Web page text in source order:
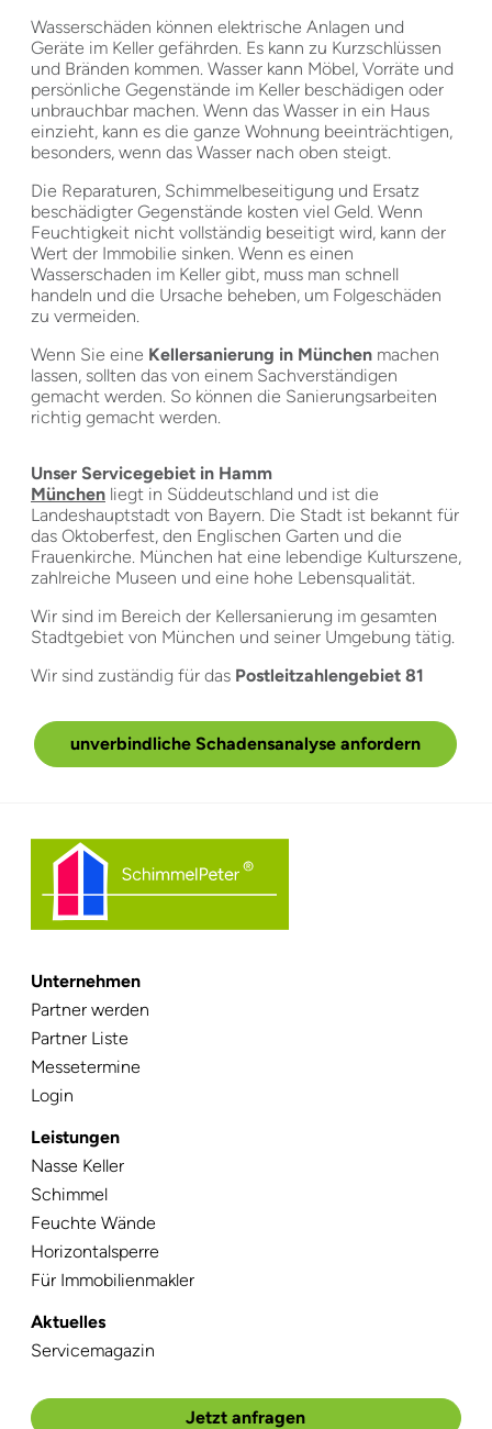
Wasserschäden können elektrische Anlagen und
Geräte im Keller gefährden. Es kann zu Kurzschlüssen
und Bränden kommen. Wasser kann Möbel, Vorräte und
persönliche Gegenstände im Keller beschädigen oder
unbrauchbar machen. Wenn das Wasser in ein Haus
einzieht, kann es die ganze Wohnung beeinträchtigen,
besonders, wenn das Wasser nach oben steigt.
Die Reparaturen, Schimmelbeseitigung und Ersatz
beschädigter Gegenstände kosten viel Geld. Wenn
Feuchtigkeit nicht vollständig beseitigt wird, kann der
Wert der Immobilie sinken. Wenn es einen
Wasserschaden im Keller gibt, muss man schnell
handeln und die Ursache beheben, um Folgeschäden
zu vermeiden.
Wenn Sie eine Kellersanierung in München machen
lassen, sollten das von einem Sachverständigen
gemacht werden. So können die Sanierungsarbeiten
richtig gemacht werden.
Unser Servicegebiet in Hamm
Münchenliegt in Süddeutschland und ist die
Landeshauptstadt von Bayern. Die Stadt ist bekannt für
das Oktoberfest, den Englischen Garten und die
Frauenkirche. München hat eine lebendige Kulturszene,
zahlreiche Museen und eine hohe Lebensqualität.
Wir sind im Bereich der Kellersanierung im gesamten
Stadtgebiet von München und seiner Umgebung tätig.
Wir sind zuständig für das Postleitzahlengebiet 81
unverbindliche Schadensanalyse anfordern
Unternehmen
Navigation
überspringen
Partner werden
Partner Liste
Messetermine
Login
Leistungen
Navigation
überspringen
Nasse Keller
Schimmel
Feuchte Wände
Horizontalsperre
Für Immobilienmakler
Aktuelles
Navigation
Servicemagazin
Jetzt anfragen